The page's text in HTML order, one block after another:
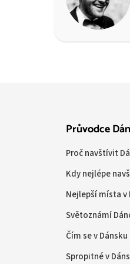
Průvodce
Proč navštívit
Kdy nejlépe
Nejlepší místa v
Světoznámí
Čím se v
Spropitné v